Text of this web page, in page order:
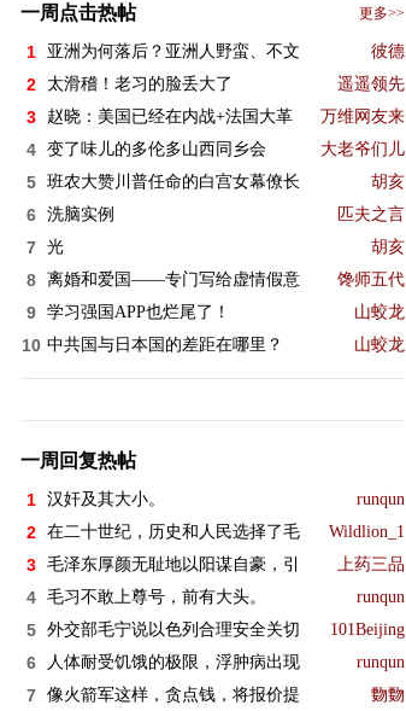
一周点击热帖 更多>>
1 亚洲为何落后？亚洲人野蛮、不文 彼德
2 太滑稽！老习的脸丢大了 遥遥领先
3 赵晓：美国已经在内战+法国大革 万维网友来
4 变了味儿的多伦多山西同乡会 大老爷们儿
5 班农大赞川普任命的白宫女幕僚长 胡亥
6 洗脑实例 匹夫之言
7 光 胡亥
8 离婚和爱国——专门写给虚情假意 馋师五代
9 学习强国APP也烂尾了！ 山蛟龙
10 中共国与日本国的差距在哪里？ 山蛟龙
一周回复热帖
1 汉奸及其大小。 runqun
2 在二十世纪，历史和人民选择了毛 Wildlion_1
3 毛泽东厚颜无耻地以阳谋自豪，引 上药三品
4 毛习不敢上尊号，前有大头。 runqun
5 外交部毛宁说以色列合理安全关切 101Beijing
6 人体耐受饥饿的极限，浮肿病出现 runqun
7 像火箭军这样，贪点钱，将报价提 覅覅